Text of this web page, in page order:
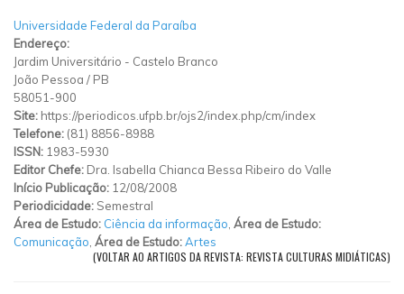
Universidade Federal da Paraíba
Endereço:
Jardim Universitário - Castelo Branco
João Pessoa / PB
58051-900
Site: https://periodicos.ufpb.br/ojs2/index.php/cm/index
Telefone: (81) 8856-8988
ISSN: 1983-5930
Editor Chefe: Dra. Isabella Chianca Bessa Ribeiro do Valle
Início Publicação: 12/08/2008
Periodicidade: Semestral
Área de Estudo: Ciência da informação Área de Estudo:
Comunicação Área de Estudo:Artes
(VOLTAR AO ARTIGOS DA REVISTA: REVISTA CULTURAS MIDIÁTICAS)